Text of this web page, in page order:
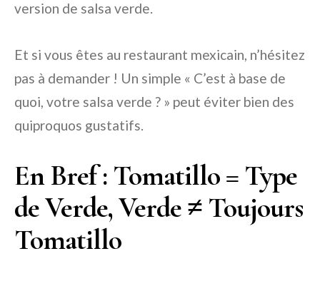
version de salsa verde.
Et si vous êtes au restaurant mexicain, n’hésitez
pas à demander ! Un simple « C’est à base de
quoi, votre salsa verde ? » peut éviter bien des
quiproquos gustatifs.
En Bref : Tomatillo = Type
de Verde, Verde ≠ Toujours
Tomatillo